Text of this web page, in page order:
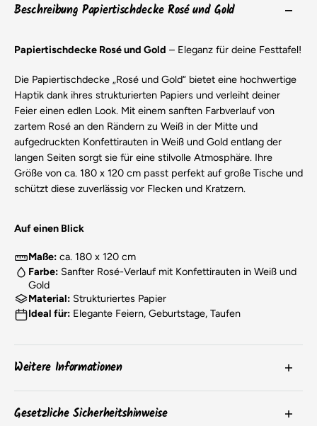
Beschreibung Papiertischdecke Rosé und Gold
Papiertischdecke Rosé und Gold – Eleganz für deine Festtafel!
Die Papiertischdecke „Rosé und Gold“ bietet eine hochwertige
Haptik dank ihres strukturierten Papiers und verleiht deiner
Feier einen edlen Look. Mit einem sanften Farbverlauf von
zartem Rosé an den Rändern zu Weiß in der Mitte und
aufgedruckten Konfettirauten in Weiß und Gold entlang der
langen Seiten sorgt sie für eine stilvolle Atmosphäre. Ihre
Größe von ca. 180 x 120 cm passt perfekt auf große Tische und
schützt diese zuverlässig vor Flecken und Kratzern.
Auf einen Blick
Maße: ca. 180 x 120 cm
Farbe: Sanfter Rosé-Verlauf mit Konfettirauten in Weiß und
Gold
Material: Strukturiertes Papier
Ideal für: Elegante Feiern, Geburtstage, Taufen
Weitere Informationen
Die Farben
der Produkte können aufgrund von
Gesetzliche Sicherheitshinweise